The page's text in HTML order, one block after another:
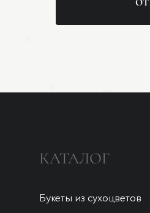
КАТАЛОГ
Букеты из сухоцветов